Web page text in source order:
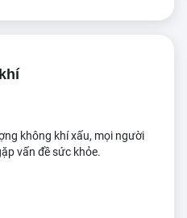
không khí xấu, mọi người
vấn đề sức khỏe.